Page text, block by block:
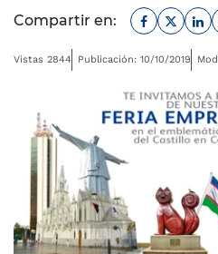
Compartir en: Facebook
Vistas 2844 Publicación: 10/10/2019